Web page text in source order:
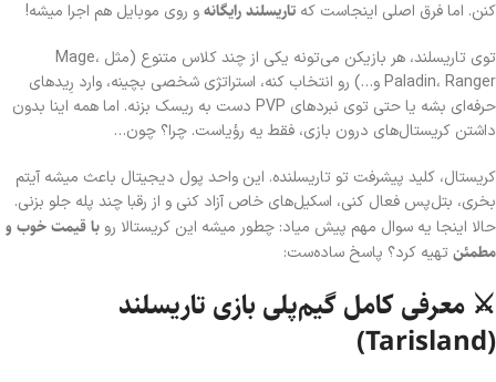
کنن. اما فرق اصلی اینجاست که تاریسلند رایگانهو روی موبایل هم اجرا میشه!
توی تاریسلند، هر بازیکن می‌تونه یکی از چند کلاس متنوع (مثل Mage،
Paladin، Ranger و…) رو انتخاب کنه، استراتژی شخصی بچینه، وارد رِید‌های
حرفه‌ای بشه یا حتی توی نبردهای PVP دست به ریسک بزنه. اما همه اینا بدون
داشتن کریستال‌های درون بازی، فقط یه رؤیاست. چرا؟ چون…
کریستال، کلید پیشرفت تو تاریسلنده. این واحد پول دیجیتال باعث میشه آیتم
بخری، بتل‌پس فعال کنی، اسکیل‌های خاص آزاد کنی و از رقبا چند پله جلو بزنی.
حالا اینجا یه سوال مهم پیش میاد: چطور میشه این کریستالا رو با قیمت خوب و
مطمئنتهیه کرد؟ پاسخ ساده‌ست:
⚔️ معرفی کامل گیم‌پلی بازی تاریسلند
(Tarisland)